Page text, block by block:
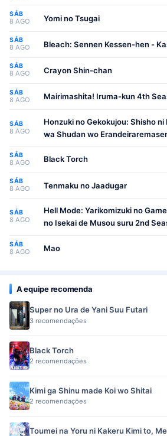
SÁB
8 AGO Yomi no Tsugai
SÁB
8 AGO Bleach: Sennen Kessen-hen -
SÁB
8 AGO Crayon Shin-chan
SÁB
8 AGO Mairimashita! Iruma-kun 4th
SÁB
8 AGO
Honzuki no Gekokujou: Shisho ni
wa Shudan wo
SÁB
8 AGO Black Torch
SÁB
8 AGO Tenmaku no Jaadugar
SÁB
8 AGO
Hell Mode: Yarikomizuki no
no Isekai de Musou suru 2nd
SÁB
8 AGO Mao
A equipe recomenda
Super no Ura de Yani Suu Futari
3 recomendações
Black Torch
2 recomendações
Kimi ga Shinu made Koi wo Shitai
2 recomendações
Toumei na Yoru ni Kakeru Kimi to,